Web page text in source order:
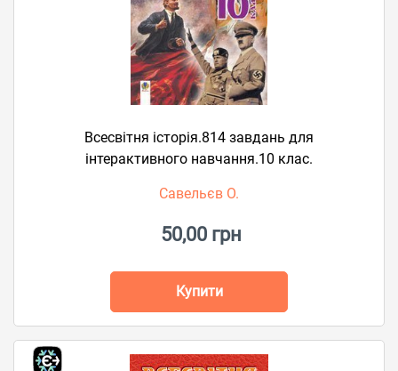
Всесвітня історія.814 завдань для
інтерактивного навчання.10 клас.
Савельєв О.
50,00 грн
Купити